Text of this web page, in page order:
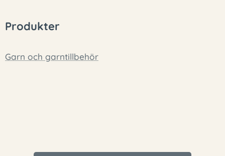
Produkter
Garn och garntillbehör